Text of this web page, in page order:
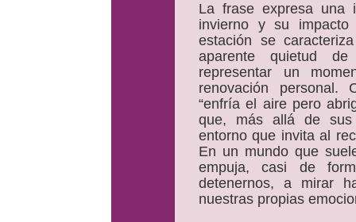
La frase expresa una
invierno y su impacto
estación se
aparente quietud
representar un
renovación personal.
“enfría el aire pero
que, más allá de sus
entorno que invita al
En un mundo que
empuja, casi de
detenernos, a mirar
nuestras propias